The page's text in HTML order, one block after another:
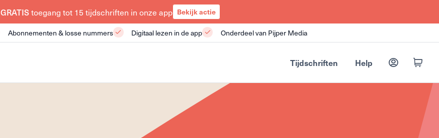
GRATIStoegang tot 15 tijdschriften in onze app Bekijk actie
Abonnementen & losse nummers Digitaal lezen in de app Onderdeel van Pijper Media
Tijdschriften Help